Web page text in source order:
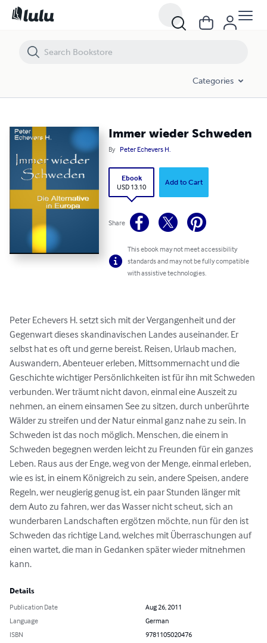
Categories
Immer wieder Schweden
By Peter Echevers H.
Ebook
USD 13.10
Add to Cart
Share
This ebook may not meet accessibility
standards and may not be fully compatible
with assistive technologies.
Peter Echevers H. setzt sich mit der Vergangenheit und der
Gegenwart dieses skandinavischen Landes auseinander. Er
selbst hat es oft und gerne bereist. Reisen, Urlaub machen,
Auswandern, Abenteuer erleben, Mittsommernacht und die
Geschichte wichtiger Persönlichkeiten ist für ihn mit Schweden
verbunden. Wer träumt nicht davon, einmal eine Auszeit zu
nehmen, an einem einsamen See zu sitzen, durch unberührte
Wälder zu streifen und der Natur einmal ganz nahe zu sein. In
Schweden ist das noch möglich. Menschen, die einem in
Schweden begegnen werden leicht zu Freunden für ein ganzes
Leben. Raus aus der Enge, weg von der Menge, einmal erleben,
wie es ist, in einem Königreich zu sein, andere Speisen, andere
Regeln, wer neugierig genug ist, ein paar Stunden länger mit
dem Auto zu fahren, wer das Wasser nicht scheut, sich an
wunderbaren Landschaften ergötzen möchte, nun für den ist
Schweden das richtige Land, welches mit Überraschungen auf
einen wartet, die man in Gedanken später wieder mitnehmen
kann.
Details
Publication Date
Aug 26, 2011
Language
German
ISBN
9781105020476
Immer wieder Schweden